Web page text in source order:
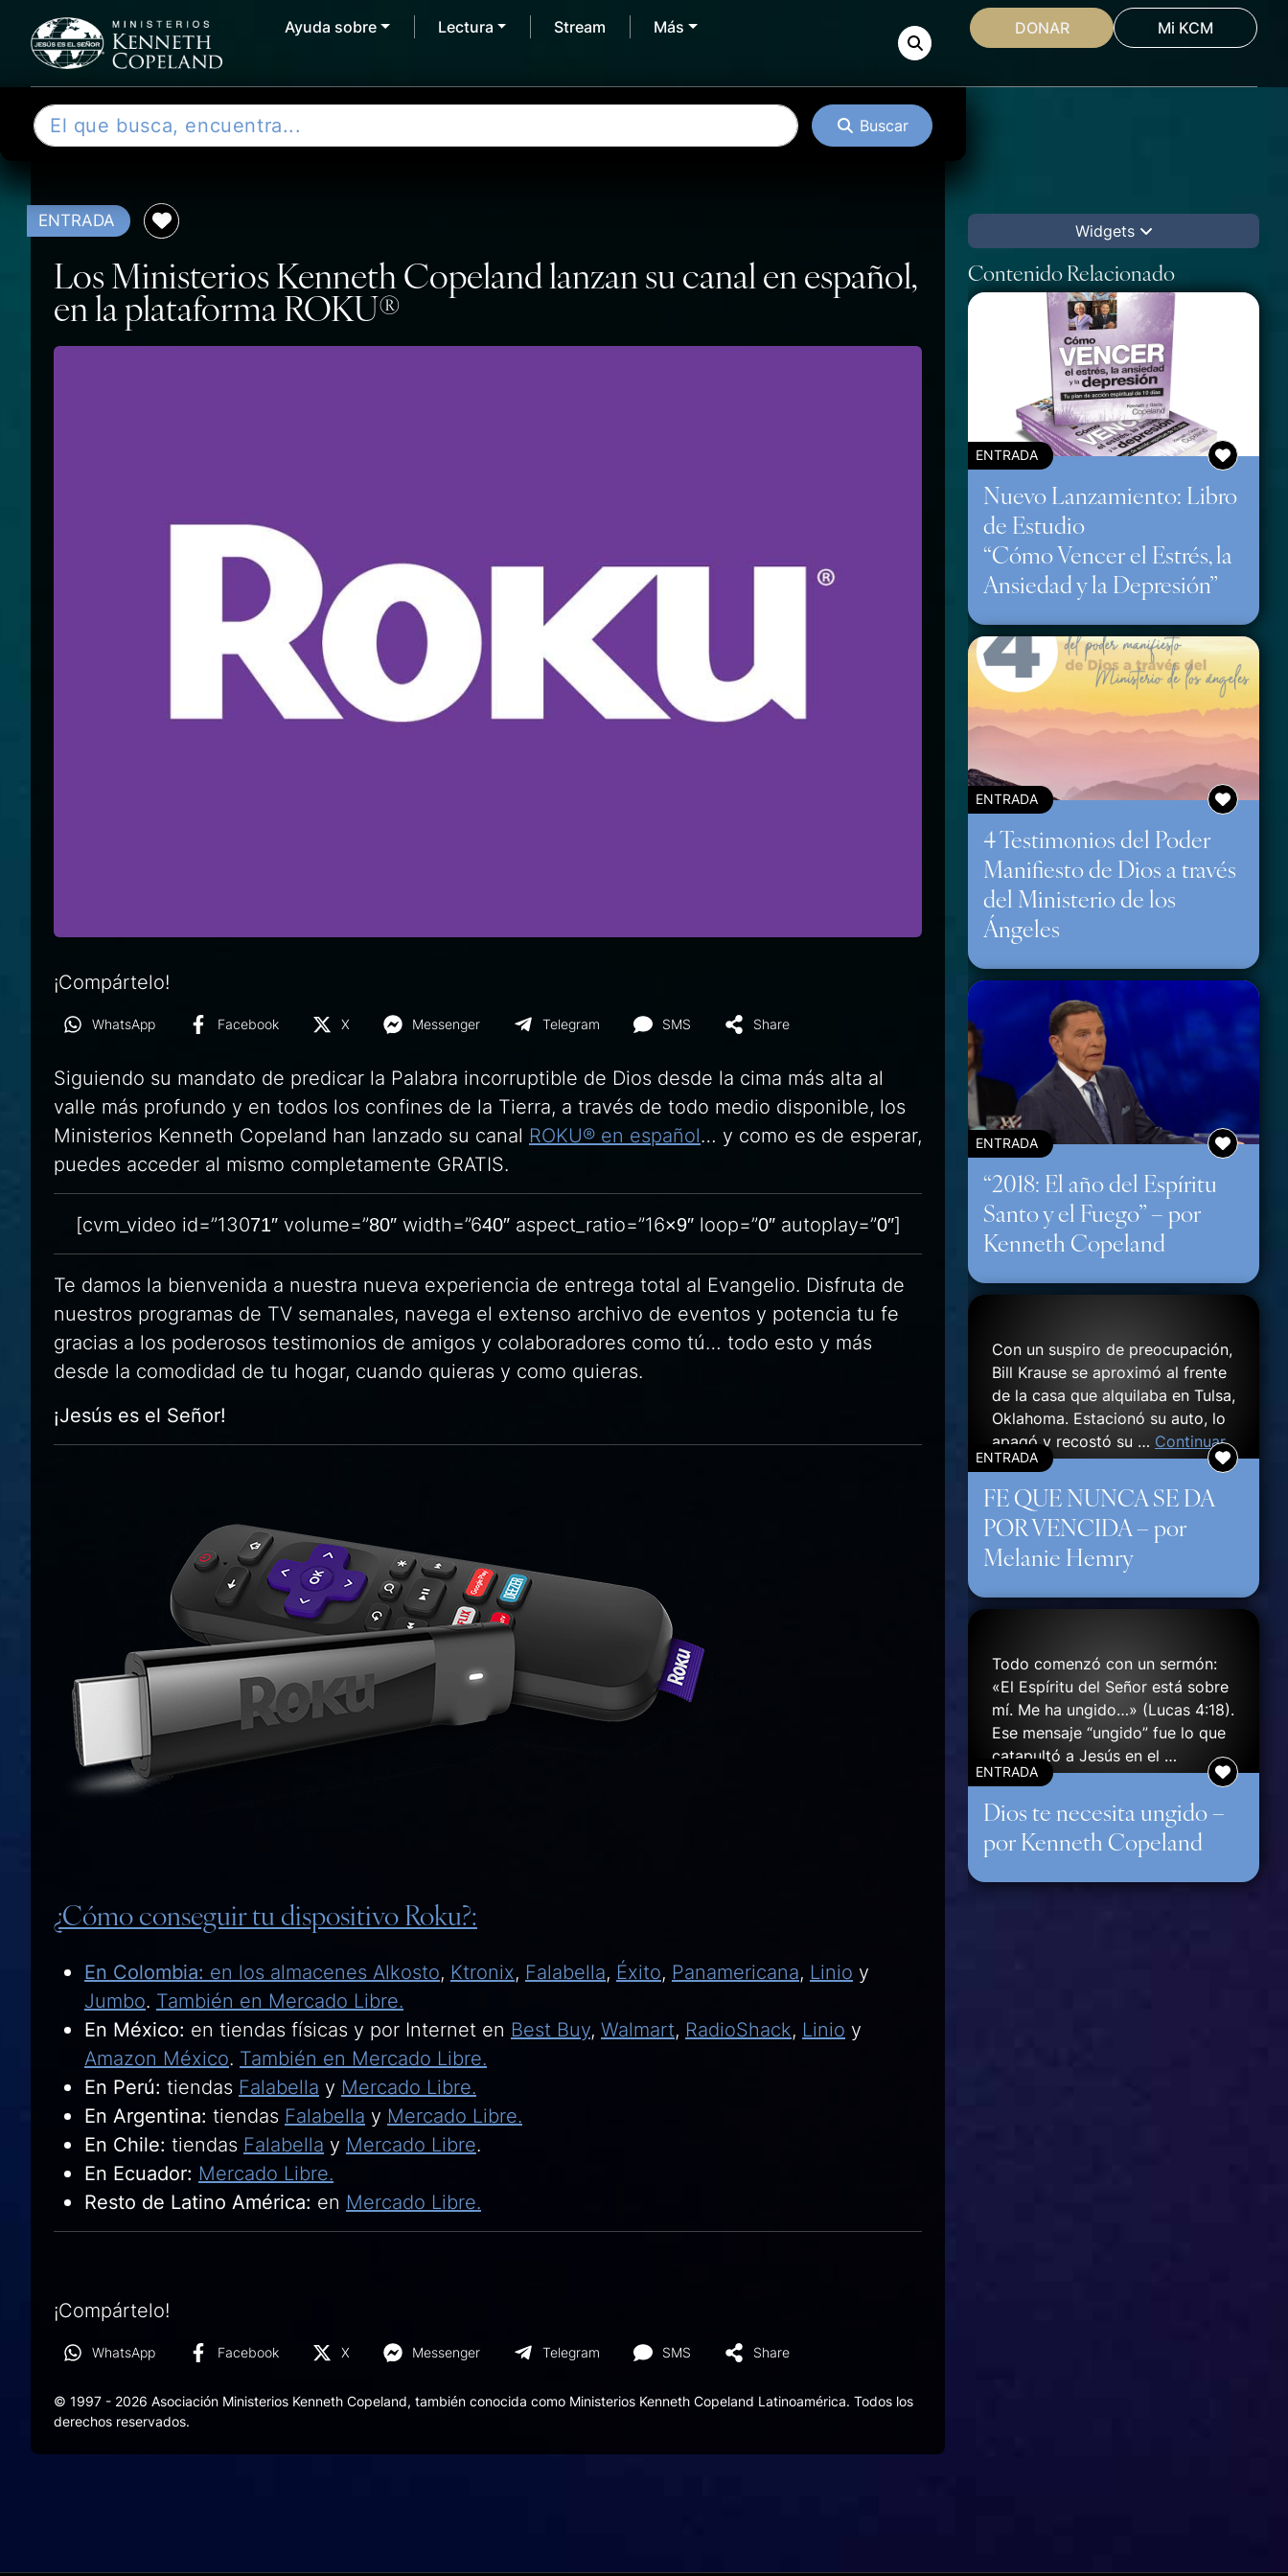
Skip to content
Ayuda sobre Lectura Stream Más DONAR Mi KCM
B
u
a
Buscar
ENTRADA
Los Ministerios Kenneth Copeland lanzan su canal en español,
en la plataforma ROKU®
¡Compártelo!
WhatsApp Facebook X Messenger Telegram SMS Share
Siguiendo su mandato de predicar la Palabra incorruptible de Dios desde la cima más alta al
valle más profundo y en todos los confines de la Tierra, a través de todo medio disponible, los
Ministerios Kenneth Copeland han lanzado su canal ROKU® en español… y como es de esperar,
puedes acceder al mismo completamente GRATIS.
[cvm_video id=”13071″ volume=”80″ width=”640″ aspect_ratio=”16×9″ loop=”0″ autoplay=”0″]
Te damos la bienvenida a nuestra nueva experiencia de entrega total al Evangelio. Disfruta de
nuestros programas de TV semanales, navega el extenso archivo de eventos y potencia tu fe
gracias a los poderosos testimonios de amigos y colaboradores como tú… todo esto y más
desde la comodidad de tu hogar, cuando quieras y como quieras.
¡Jesús es el Señor!
¿Cómo conseguir tu dispositivo Roku?:
En Colombia: en los almacenes Alkosto, Ktronix, Falabella, Éxito, Panamericana, Linio y
Jumbo. También en Mercado Libre.
En México: en tiendas físicas y por Internet en Best Buy, Walmart, RadioShack, Linio y
Amazon México. También en Mercado Libre.
En Perú: tiendas Falabella y Mercado Libre.
En Argentina: tiendas Falabella y Mercado Libre.
En Chile: tiendas Falabella y Mercado Libre.
En Ecuador: Mercado Libre.
Resto de Latino América: en Mercado Libre.
¡Compártelo!
WhatsApp Facebook X Messenger Telegram SMS Share
© 1997 - 2026 Asociación Ministerios Kenneth Copeland, también conocida como Ministerios Kenneth Copeland Latinoamérica. Todos los
derechos reservados.
Widgets
Contenido Relacionado
ENTRADA
Nuevo Lanzamiento: Libro
de Estudio
“Cómo Vencer el Estrés, la
Ansiedad y la Depresión”
ENTRADA
4 Testimonios del Poder
Manifiesto de Dios a través
del Ministerio de los
Ángeles
ENTRADA
“2018: El año del Espíritu
Santo y el Fuego” – por
Kenneth Copeland
Con un suspiro de preocupación,
Bill Krause se aproximó al frente
de la casa que alquilaba en Tulsa,
Oklahoma. Estacionó su auto, lo
apagó y recostó su … Continuar
ENTRADA
FE QUE NUNCA SE DA
POR VENCIDA – por
Melanie Hemry
Todo comenzó con un sermón:
«El Espíritu del Señor está sobre
mí. Me ha ungido…» (Lucas 4:18).
Ese mensaje “ungido” fue lo que
catapultó a Jesús en el …
Continuar
ENTRADA
Dios te necesita ungido –
por Kenneth Copeland